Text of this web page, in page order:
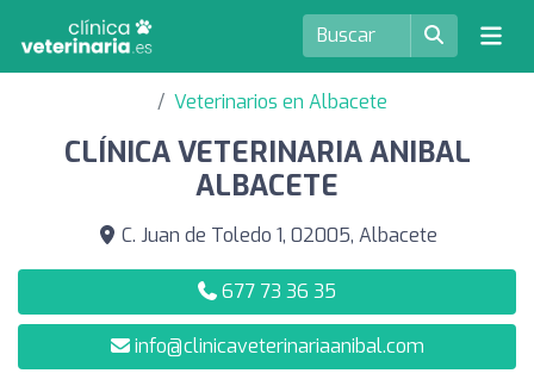
Veterinarios en Albacete
CLÍNICA VETERINARIA ANIBAL
ALBACETE
C. Juan de Toledo 1, 02005, Albacete
677 73 36 35
info@clinicaveterinariaanibal.com